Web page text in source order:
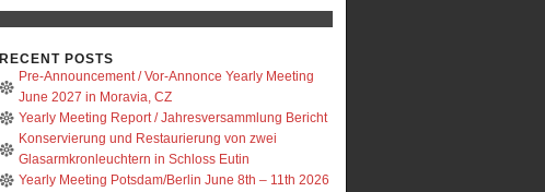
RECENT POSTS
Pre-Announcement / Vor-Annonce Yearly Meeting
June 2027 in Moravia, CZ
Yearly Meeting Report / Jahresversammlung Bericht
Konservierung und Restaurierung von zwei
Glasarmkronleuchtern in Schloss Eutin
Yearly Meeting Potsdam/Berlin June 8th – 11th 2026